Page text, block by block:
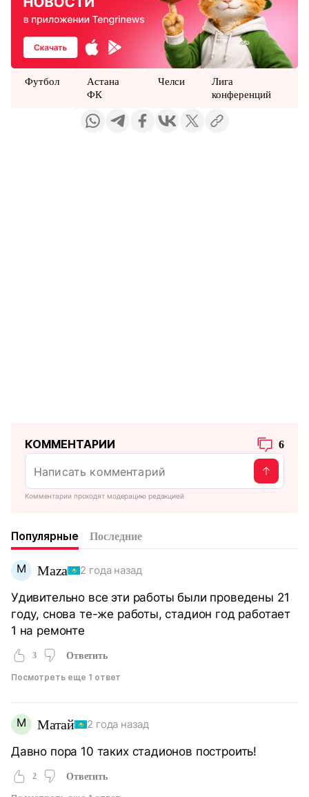
Футбол
Астана
ФК
Челси
Лига
конференций
КОММЕНТАРИИ 6
Комментарии проходят модерацию редакцией
Популярные Последние
M Maza 2 года назад
Удивительно все эти работы были проведены 21
году, снова те-же работы, стадион год работает
1 на ремонте
3 Ответить
Посмотреть еще 1 ответ
М Матай 2 года назад
Давно пора 10 таких стадионов построить!
2 Ответить